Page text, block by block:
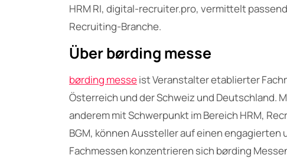
HRM RI, digital-recruiter.pro, vermittelt
Recruiting-Branche.
Über børding messe
børding messeist Veranstalter etablierter
Österreich und der Schweiz und Deutschland.
anderem mit Schwerpunkt im Bereich HRM,
BGM, können Aussteller auf einen
Fachmessen konzentrieren sich børding